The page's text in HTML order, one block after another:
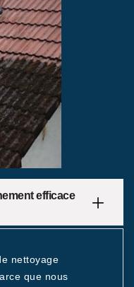
efficace
nettoyage
que nous